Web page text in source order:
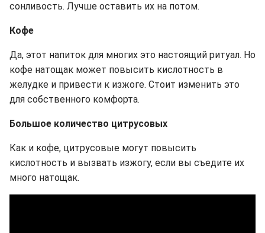
сонливость. Лучше оставить их на потом.
Кофе
Да, этот напиток для многих это настоящий ритуал. Но
кофе натощак может повысить кислотность в
желудке и привести к изжоге. Стоит изменить это
для собственного комфорта.
Большое количество цитрусовых
Как и кофе, цитрусовые могут повысить
кислотность и вызвать изжогу, если вы съедите их
много натощак.